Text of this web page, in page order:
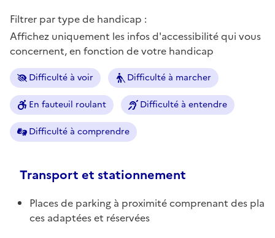
Filtrer par type de handicap :
Affichez uniquement les infos d'accessibilité qui vous
concernent, en fonction de votre handicap
Difficulté à voir Difficulté à marcher
En fauteuil roulant Difficulté à entendre
Difficulté à comprendre
Transport et stationnement
Places de parking à proximité comprenant des pla
ces adaptées et réservées